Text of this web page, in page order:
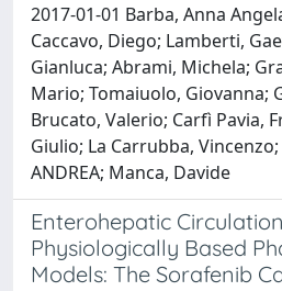
2017-01-01 Barba, Anna
Caccavo, Diego; Lamberti,
Gianluca; Abrami, Michela;
Mario; Tomaiuolo, Giovanna;
Brucato, Valerio; Carfì Pavia,
Giulio; La Carrubba, Vincenzo;
ANDREA; Manca, Davide
Enterohepatic
Physiologically Based
Models: The Sorafenib